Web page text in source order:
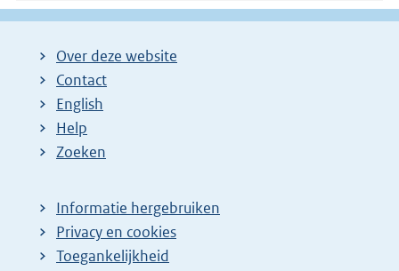
Over deze website
Contact
English
Help
Zoeken
Informatie hergebruiken
Privacy en cookies
Toegankelijkheid